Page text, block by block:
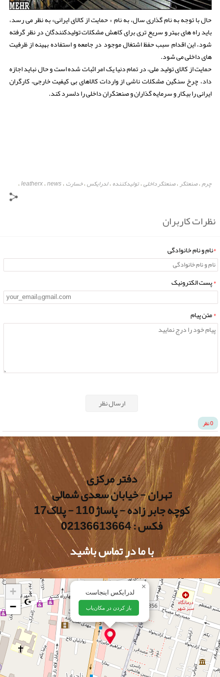
حال با توجه به نام گذاری سال، به نام « حمایت از کالای ایرانی» به نظر می رسد،
باید راه های بهتر و سریع تری برای کاهش مشکلات تولیدکنندگان در نظر گرفته
شود، این اقدام سبب حفظ اشتغال موجود در جامعه و استفاده بهینه از ظرفیت
های داخلی می شود.
حمایت از کالای تولید ملی، در تمام دنیا یک امر اثبات شده است و حال نباید اجازه
داد، چرخ سنگین مشکلات ناشی از واردات کالاهای بی کیفیت خارجی، کارگران
ایرانی را بیکار و سرمایه گذاران و صنعتگران داخلی را دلسرد کند.
چرم،صنعتگر،صنعتگر داخلی،تولیدکننده ،لدرایکس،خسارت ،news،leatherx،
نظرات کاربران
*نام و نام خانوادگی
*پست الکترونیک
*متن پیام
ارسال نظر
0 نظر
دفتر مرکزی
تهران - خیابان سعدی شمالی
کوچه جابر زاده - پاساژ110 - پلاک17
فکس : 02136613664
با ما در تماس باشید
لدرایکس اینجاست
باز کردن در مکان‌یاب
×
+
−